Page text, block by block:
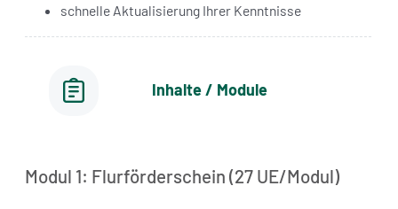
schnelle Aktualisierung Ihrer Kenntnisse
Inhalte / Module
Modul 1: Flurförderschein (27 UE/Modul)